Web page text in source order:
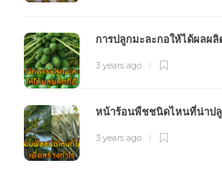
การปลูกมะละกอให้ได้ผลผ
3 years ago
หน้าร้อนพืชชนิดไหนที่น่าปลู
3 years ago